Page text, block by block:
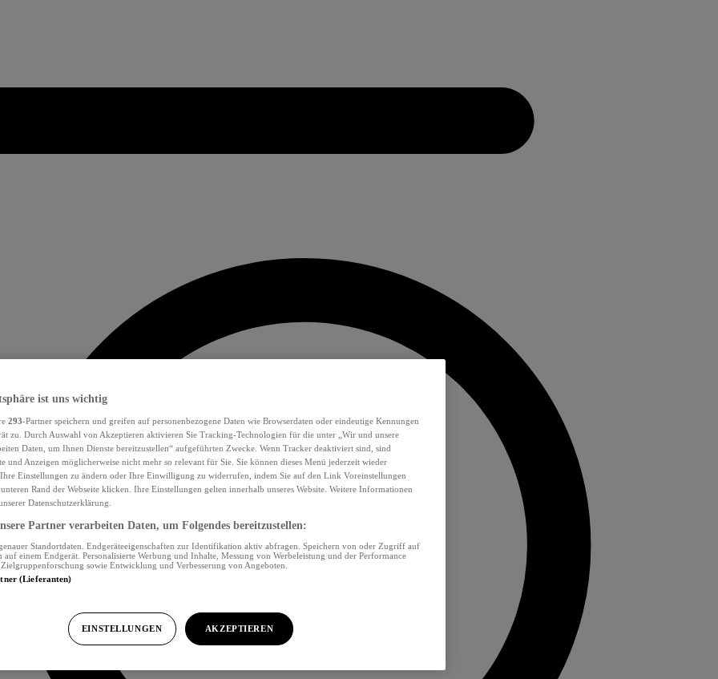
ist uns wichtig
293-Partner speichern und greifen auf personenbezogene Daten wie Browserdaten oder eindeutige Kennungen
zu. Durch Auswahl von Akzeptieren aktivieren Sie Tracking-Technologien für die unter „Wir und unsere
Daten, um Ihnen Dienste bereitzustellen“ aufgeführten Zwecke. Wenn Tracker deaktiviert sind, sind
und Anzeigen möglicherweise nicht mehr so relevant für Sie. Sie können dieses Menü jederzeit wieder
Einstellungen zu ändern oder Ihre Einwilligung zu widerrufen, indem Sie auf den Link Voreinstellungen
Rand der Webseite klicken. Ihre Einstellungen gelten innerhalb unseres Website. Weitere Informationen
Datenschutzerklärung.
Partner verarbeiten Daten, um Folgendes bereitzustellen:
Standortdaten. Endgeräteeigenschaften zur Identifikation aktiv abfragen. Speichern von oder Zugriff auf
einem Endgerät. Personalisierte Werbung und Inhalte, Messung von Werbeleistung und der Performance
sowie Entwicklung und Verbesserung von Angeboten.
(Lieferanten)
EINSTELLUNGEN AKZEPTIEREN